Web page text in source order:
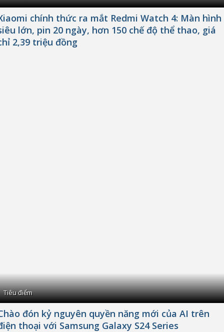
chính thức ra mắt Redmi Watch 4: Màn hình
lớn, pin 20 ngày, hơn 150 chế độ thể thao, giá
2,39 triệu đồng
Tiêu điểm
đón kỷ nguyên quyền năng mới của AI trên
thoại với Samsung Galaxy S24 Series